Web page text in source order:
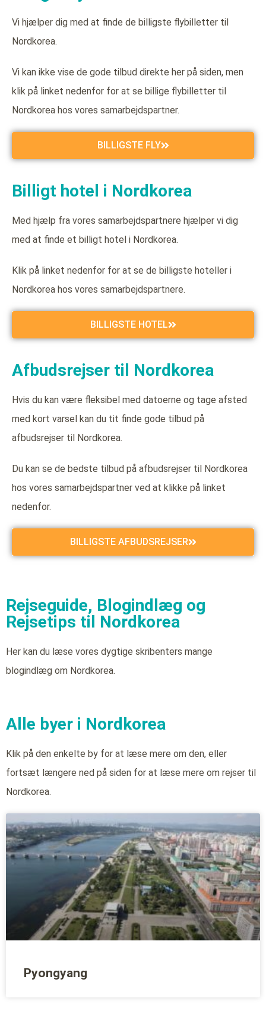
Vi hjælper dig med at finde de billigste flybilletter til
Nordkorea.
Vi kan ikke vise de gode tilbud direkte her på siden, men
klik på linket nedenfor for at se billige flybilletter til
Nordkorea hos vores samarbejdspartner.
BILLIGSTE FLY
Billigt hotel i Nordkorea
Med hjælp fra vores samarbejdspartnere hjælper vi dig
med at finde et billigt hotel i Nordkorea.
Klik på linket nedenfor for at se de billigste hoteller i
Nordkorea hos vores samarbejdspartnere.
BILLIGSTE HOTEL
Afbudsrejser til Nordkorea
Hvis du kan være fleksibel med datoerne og tage afsted
med kort varsel kan du tit finde gode tilbud på
afbudsrejser til Nordkorea.
Du kan se de bedste tilbud på afbudsrejser til Nordkorea
hos vores samarbejdspartner ved at klikke på linket
nedenfor.
BILLIGSTE AFBUDSREJSER
Rejseguide, Blogindlæg og
Rejsetips til Nordkorea
Her kan du læse vores dygtige skribenters mange
blogindlæg om Nordkorea.
Alle byer i Nordkorea
Klik på den enkelte by for at læse mere om den, eller
fortsæt længere ned på siden for at læse mere om rejser til
Nordkorea.
Pyongyang